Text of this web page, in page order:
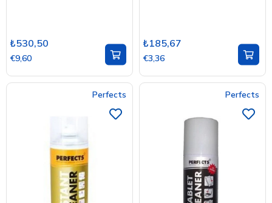
₺530,50
€9,60
₺185,67
€3,36
Perfects Perfects